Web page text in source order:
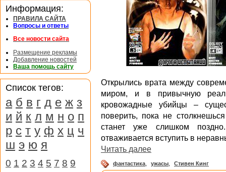
Открылись врата между
миром, и в привычную
кровожадные убийцы –
поверить, пока не
станет уже слишком
отваживается вступить в
Читать далее
фантастика ужасы Стивен Кинг
Информация:
ПРАВИЛА САЙТА
Вопросы и ответы
Все новости сайта
Размещение рекламы
Добавление новостей
Ваша помощь сайту
Список тегов:
а б в г д е ж з
и й к л м н о п
р с т у ф х ц ч
ш э ю я
0 1 2 3 4 5 7 8 9